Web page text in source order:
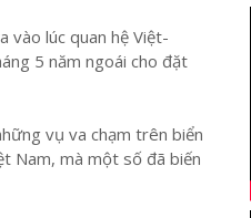
vào lúc quan hệ Việt-
5 năm ngoái cho đặt
vụ va chạm trên biển
Nam, mà một số đã biến